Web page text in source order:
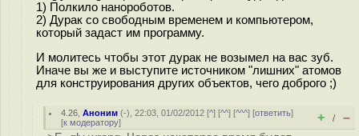
1) Полкило нанороботов.
2) Дурак со свободным временем и компьютером,
который задаст им программу.
И молитесь чтобы этот дурак не возымел на вас зуб.
Иначе вы же и выступите источником "лишних" атомов
для конструирования других объектов, чего доброго ;)
4.26 ,Аноним (-), 22:03, 01/02/2012 [^] [^^] [^^^] [ответить]
[к модератору] + / –